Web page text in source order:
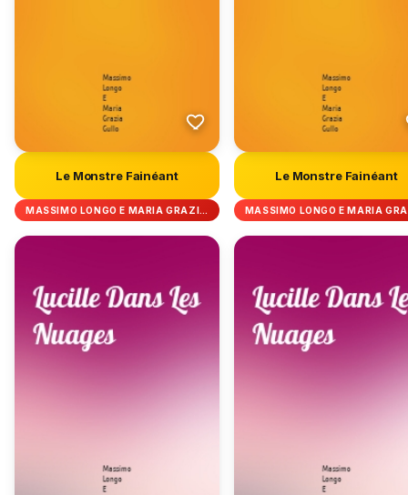
Le Monstre Fainéant
MASSIMO LONGO E MARIA GRAZI…
Le Monstre Fainéant
MASSIMO LONGO E MARIA